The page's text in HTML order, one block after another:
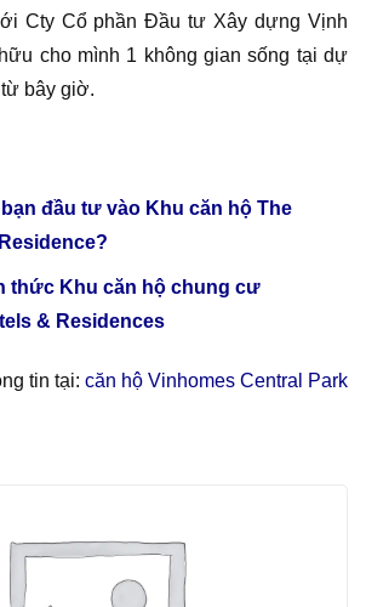
Cty Cổ phần Đầu tư Xây dựng Vịnh
cho mình 1 không gian sống tại dự
bây giờ.
đầu tư vào Khu căn hộ The
thức Khu căn hộ chung cư
& Residences
tin tại: căn hộ Vinhomes Central Park